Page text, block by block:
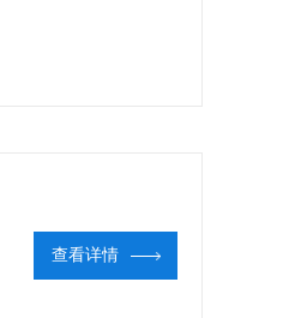
查看详情